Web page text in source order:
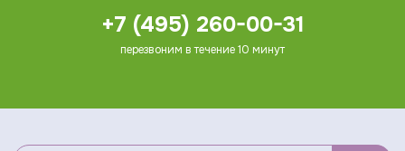
+7 (495) 260-00-31
перезвоним в течение 10 минут